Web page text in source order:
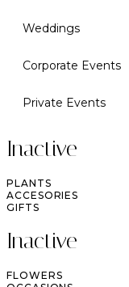
Weddings
Corporate Events
Private Events
Inactive
PLANTS
ACCESORIES
GIFTS
Inactive
FLOWERS